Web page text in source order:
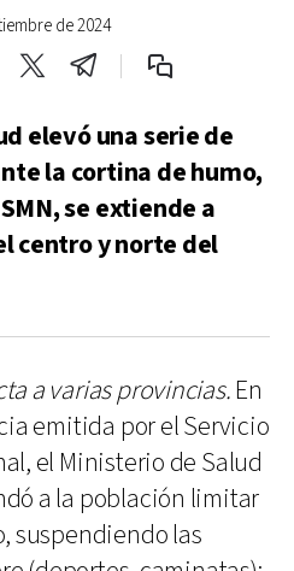
de 2024
elevó una serie de
la cortina de humo,
se extiende a
centro y norte del
a varias provincias.En
emitida por el Servicio
el Ministerio de Salud
a la población limitar
suspendiendo las